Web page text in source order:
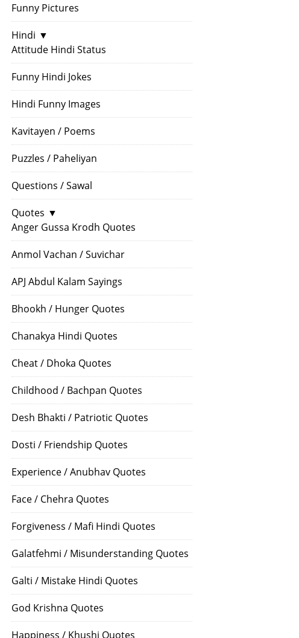
Funny Pictures
Hindi ▼
Attitude Hindi Status
Funny Hindi Jokes
Hindi Funny Images
Kavitayen / Poems
Puzzles / Paheliyan
Questions / Sawal
Quotes ▼
Anger Gussa Krodh Quotes
Anmol Vachan / Suvichar
APJ Abdul Kalam Sayings
Bhookh / Hunger Quotes
Chanakya Hindi Quotes
Cheat / Dhoka Quotes
Childhood / Bachpan Quotes
Desh Bhakti / Patriotic Quotes
Dosti / Friendship Quotes
Experience / Anubhav Quotes
Face / Chehra Quotes
Forgiveness / Mafi Hindi Quotes
Galatfehmi / Misunderstanding Quotes
Galti / Mistake Hindi Quotes
God Krishna Quotes
Happiness / Khushi Quotes